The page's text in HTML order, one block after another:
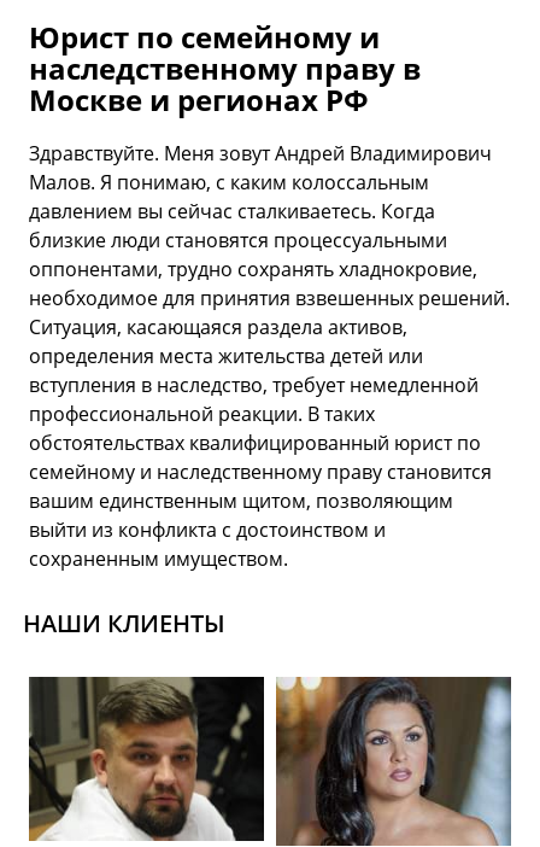
Юрист по семейному и
наследственному праву в
Москве и регионах РФ
Здравствуйте. Меня зовут Андрей Владимирович
Малов. Я понимаю, с каким колоссальным
давлением вы сейчас сталкиваетесь. Когда
близкие люди становятся процессуальными
оппонентами, трудно сохранять хладнокровие,
необходимое для принятия взвешенных решений.
Ситуация, касающаяся раздела активов,
определения места жительства детей или
вступления в наследство, требует немедленной
профессиональной реакции. В таких
обстоятельствах квалифицированный юрист по
семейному и наследственному праву становится
вашим единственным щитом, позволяющим
выйти из конфликта с достоинством и
сохраненным имуществом.
НАШИ КЛИЕНТЫ